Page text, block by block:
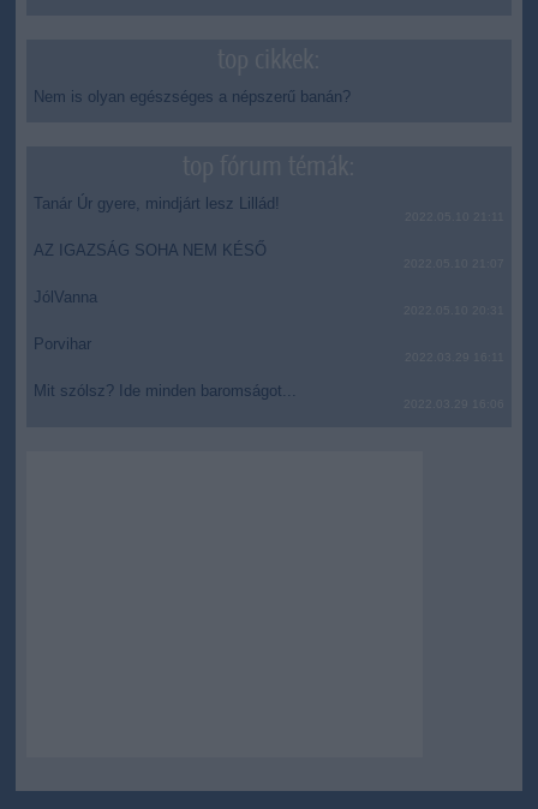
Nem is olyan egészséges a népszerű banán?
Tanár Úr gyere, mindjárt lesz Lillád!
AZ IGAZSÁG SOHA NEM KÉSŐ
JólVanna
Porvihar
Mit szólsz? Ide minden baromságot...